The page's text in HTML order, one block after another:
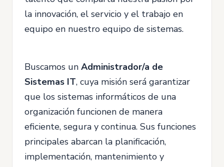
la innovación, el servicio y el trabajo en
equipo en nuestro equipo de sistemas.
Buscamos un Administrador/a de
Sistemas IT, cuya misión será garantizar
que los sistemas informáticos de una
organización funcionen de manera
eficiente, segura y continua. Sus funciones
principales abarcan la planificación,
implementación, mantenimiento y